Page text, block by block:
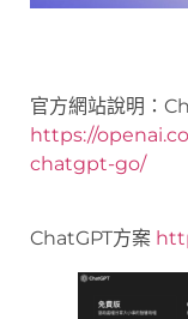
官方網站說明：
https://
chatgpt-go/
ChatGPT方案